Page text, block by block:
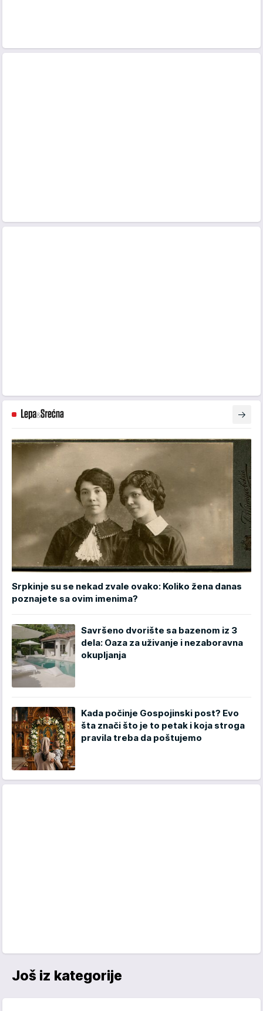
Srpkinje su se nekad zvale ovako: Koliko žena danas
poznajete sa ovim imenima?
Savršeno dvorište sa bazenom iz 3
dela: Oaza za uživanje i nezaboravna
okupljanja
Kada počinje Gospojinski post? Evo
šta znači što je to petak i koja stroga
pravila treba da poštujemo
Još iz kategorije